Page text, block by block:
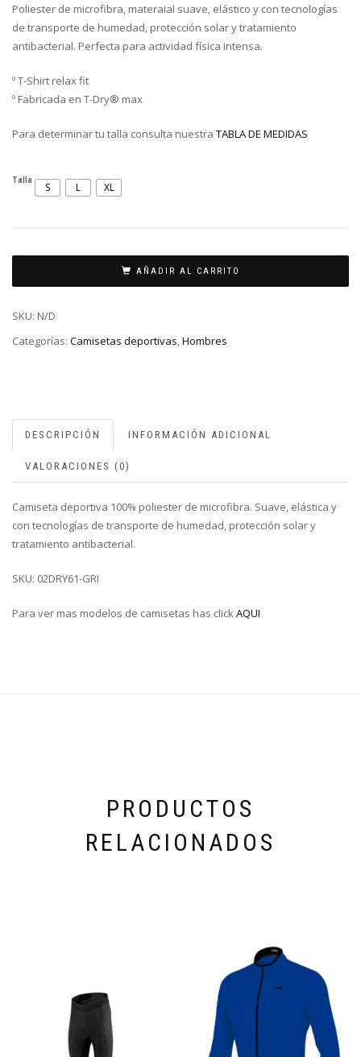
Poliester de microfibra, materaial suave, elástico y con tecnologías
de transporte de humedad, protección solar y tratamiento
antibacterial. Perfecta para actividad física intensa.
º T-Shirt relax fit
º Fabricada en T-Dry® max
Para determinar tu talla consulta nuestra TABLA DE MEDIDAS
Talla
S L XL
AÑADIR AL CARRITO
SKU: N/D
Categorías: Camisetas deportivas Hombres
DESCRIPCIÓN INFORMACIÓN ADICIONAL
VALORACIONES (0)
Camiseta deportiva 100% poliester de microfibra. Suave, elástica y
con tecnologías de transporte de humedad, protección solar y
tratamiento antibacterial.
SKU: 02DRY61-GRI
Para ver mas modelos de camisetas has clickAQUI
PRODUCTOS
RELACIONADOS